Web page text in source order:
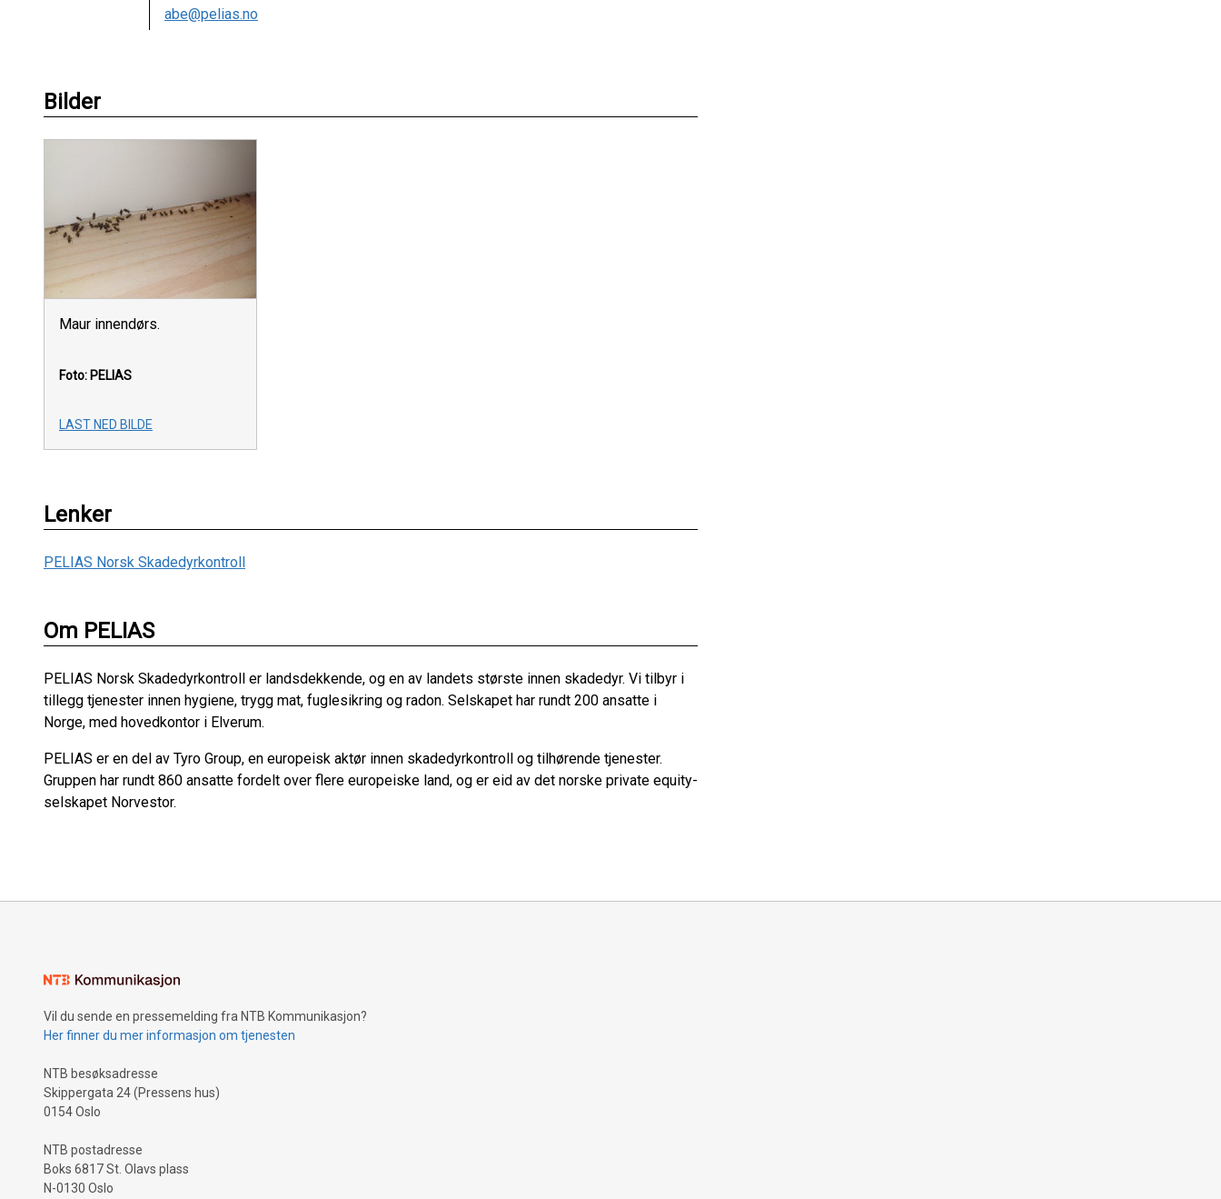
abe@pelias.no
Bilder
Maur innendørs.
Foto: PELIAS
LAST NED BILDE
Lenker
PELIAS Norsk Skadedyrkontroll
Om PELIAS
PELIAS Norsk Skadedyrkontroll er landsdekkende, og en av landets største innen skadedyr. Vi tilbyr i
tillegg tjenester innen hygiene, trygg mat, fuglesikring og radon. Selskapet har rundt 200 ansatte i
Norge, med hovedkontor i Elverum.
PELIAS er en del av Tyro Group, en europeisk aktør innen skadedyrkontroll og tilhørende tjenester.
Gruppen har rundt 860 ansatte fordelt over flere europeiske land, og er eid av det norske private equity-
selskapet Norvestor.
Vil du sende en pressemelding fra NTB Kommunikasjon?
Her finner du mer informasjon om tjenesten
NTB besøksadresse
Skippergata 24 (Pressens hus)
0154 Oslo
NTB postadresse
Boks 6817 St. Olavs plass
N-0130 Oslo